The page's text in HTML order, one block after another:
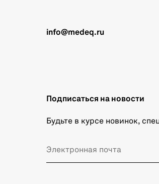
info@medeq.ru
Подписаться на новости
Будьте в курсе новинок,